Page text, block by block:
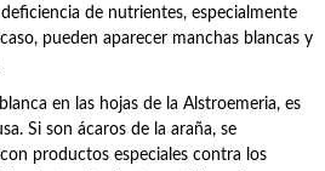
de nutrientes, especialmente
pueden aparecer manchas blancas y
en las hojas de la Alstroemeria, es
Si son ácaros de la araña, se
productos especiales contra los